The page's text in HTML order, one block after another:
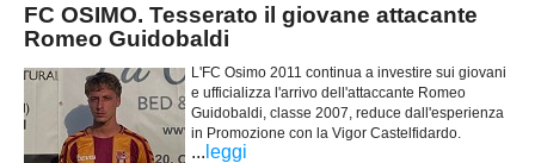
FC OSIMO. Tesserato il giovane attacante
Romeo Guidobaldi
L'FC Osimo 2011 continua a investire sui giovani
e ufficializza l'arrivo dell'attaccante Romeo
Guidobaldi, classe 2007, reduce dall'esperienza
in Promozione con la Vigor Castelfidardo.
... leggi